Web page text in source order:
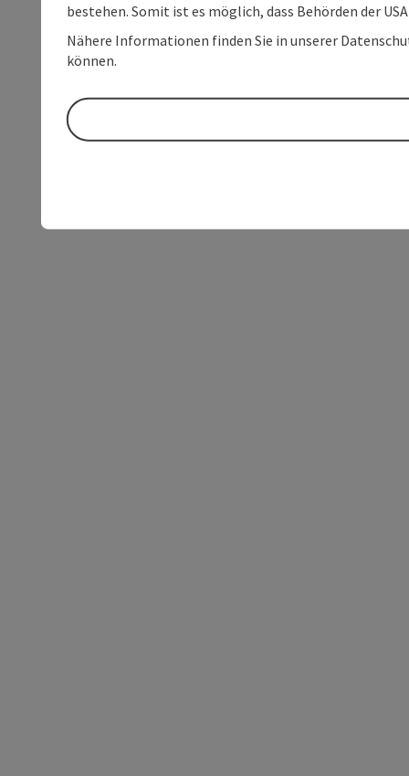
bestehen. Somit ist es möglich, dass Behörden der
Nähere Informationen finden Sie in unserer
können.